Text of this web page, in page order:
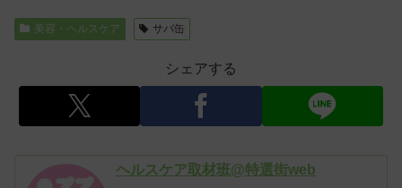
美容・ヘルスケア サバ缶
シェアする
ヘルスケア取材班@特選街web